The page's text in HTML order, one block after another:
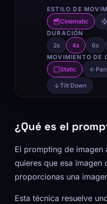
¿Qué es el
El prompting de
quieres que esa
proporcionas una
Esta técnica resuelve